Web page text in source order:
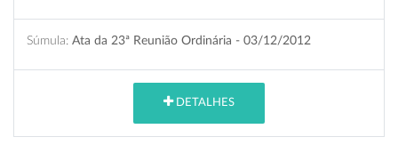
Súmula: Ata da 23ª Reunião Ordinária - 03/12/2012
DETALHES